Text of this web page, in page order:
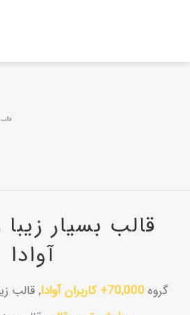
content
قالب
قالب بسیار
آوادا
گروه70,000+ کاربران آوادا , قالب